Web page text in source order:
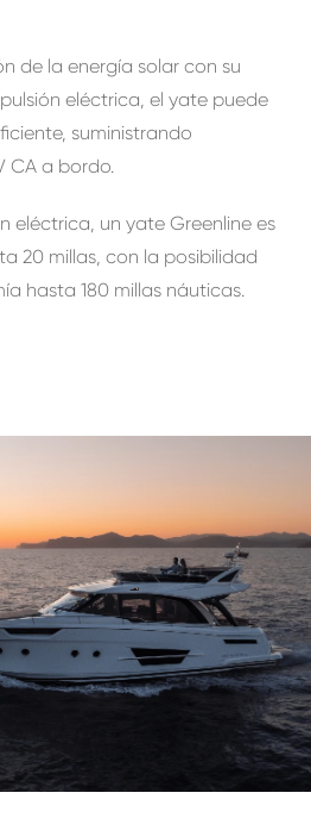
de la energía solar con su
eléctrica, el yate puede
suministrando
CA a bordo.
eléctrica, un yate Greenline es
20 millas, con la posibilidad
hasta 180 millas náuticas.